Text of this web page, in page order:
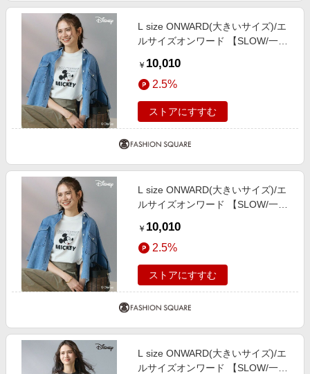
旅行・レジャー・ホテル予約
生活・お役立ち
金融・マネー・保険
デジタルコンテンツ
ビジネス・その他サービス
Apple公式サイト×楽天カード分割払い
Qoo10メガポ
Samsung ボーナスキャンペーン
週末の高還元 夏の長期版
L size ONWARD(大きいサイズ)/エ
ルサイズオンワード 【SLOW/一部
ツ オフホワイト 46
￥ 10,010
2.5%
ストアにすすむ
L size ONWARD(大きいサイズ)/エ
ルサイズオンワード 【SLOW/一部
ツ オフホワイト 44
￥ 10,010
2.5%
ストアにすすむ
L size ONWARD(大きいサイズ)/エ
ルサイズオンワード 【SLOW/一部